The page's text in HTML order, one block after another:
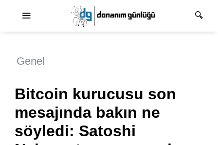
Genel
Bitcoin kurucusu son
mesajında bakın ne
söyledi: Satoshi